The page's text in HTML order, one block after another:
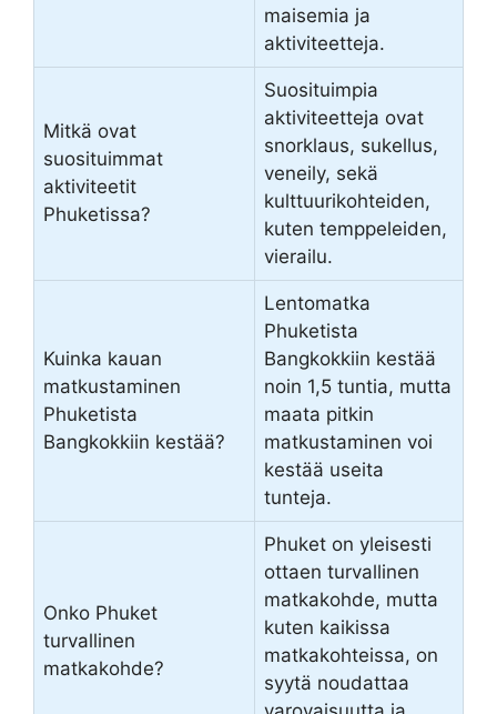
maisemia ja
aktiviteetteja.
Mitkä ovat
suosituimmat
aktiviteetit
Phuketissa?
Suosituimpia
aktiviteetteja ovat
snorklaus, sukellus,
veneily, sekä
kulttuurikohteiden,
kuten temppeleiden,
vierailu.
Kuinka kauan
matkustaminen
Phuketista
Bangkokkiin kestää?
Lentomatka
Phuketista
Bangkokkiin kestää
noin 1,5 tuntia, mutta
maata pitkin
matkustaminen voi
kestää useita
tunteja.
Onko Phuket
turvallinen
matkakohde?
Phuket on yleisesti
ottaen turvallinen
matkakohde, mutta
kuten kaikissa
matkakohteissa, on
syytä noudattaa